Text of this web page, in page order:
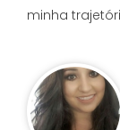
minha